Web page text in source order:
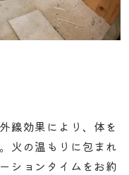
線効果により、体を
火の温もりに包まれ
ションタイムをお約